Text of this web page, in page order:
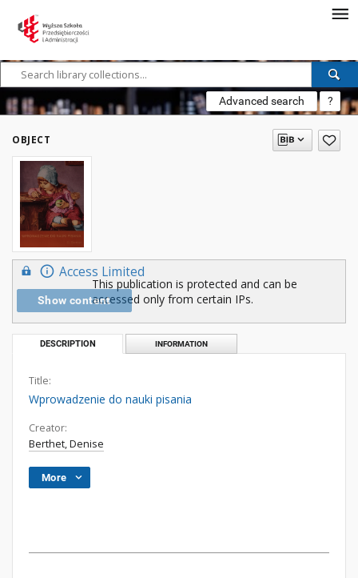
Advanced search ?
OBJECT
Access Limited
Show content
This publication is protected and can be
accessed only from certain IPs.
DESCRIPTION INFORMATION
Title:
Wprowadzenie do nauki pisania
Creator:
Berthet, Denise
More